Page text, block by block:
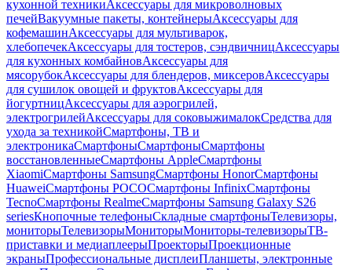
кухонной техникиАксессуары для микроволновых
печейВакуумные пакеты, контейнерыАксессуары для
кофемашинАксессуары для мультиварок,
хлебопечекАксессуары для тостеров, сэндвичницАксессуары
для кухонных комбайновАксессуары для
мясорубокАксессуары для блендеров, миксеровАксессуары
для сушилок овощей и фруктовАксессуары для
йогуртницАксессуары для аэрогрилей,
электрогрилейАксессуары для соковыжималокСредства для
ухода за техникойСмартфоны, ТВ и
электроникаСмартфоныСмартфоныСмартфоны
восстановленныеСмартфоны AppleСмартфоны
XiaomiСмартфоны SamsungСмартфоны HonorСмартфоны
HuaweiСмартфоны POCOСмартфоны InfinixСмартфоны
TecnoСмартфоны RealmeСмартфоны Samsung Galaxy S26
seriesКнопочные телефоныСкладные смартфоныТелевизоры,
мониторыТелевизорыМониторыМониторы-телевизорыТВ-
приставки и медиаплеерыПроекторыПроекционные
экраныПрофессиональные дисплеиПланшеты, электронные